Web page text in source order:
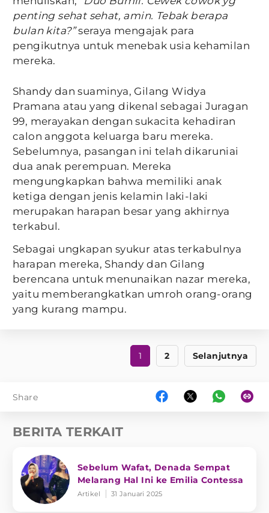
penting sehat sehat, amin. Tebak berapa
bulan kita?”seraya mengajak para
pengikutnya untuk menebak usia kehamilan
mereka.
Shandy dan suaminya, Gilang Widya
Pramana atau yang dikenal sebagai Juragan
99, merayakan dengan sukacita kehadiran
calon anggota keluarga baru mereka.
Sebelumnya, pasangan ini telah dikaruniai
dua anak perempuan. Mereka
mengungkapkan bahwa memiliki anak
ketiga dengan jenis kelamin laki-laki
merupakan harapan besar yang akhirnya
terkabul.
Sebagai ungkapan syukur atas terkabulnya
harapan mereka, Shandy dan Gilang
berencana untuk menunaikan nazar mereka,
yaitu memberangkatkan umroh orang-orang
yang kurang mampu.
1 2 Selanjutnya
Share
BERITA TERKAIT
Sebelum Wafat, Denada Sempat
Melarang Hal Ini ke Emilia Contessa
Artikel 31 Januari 2025